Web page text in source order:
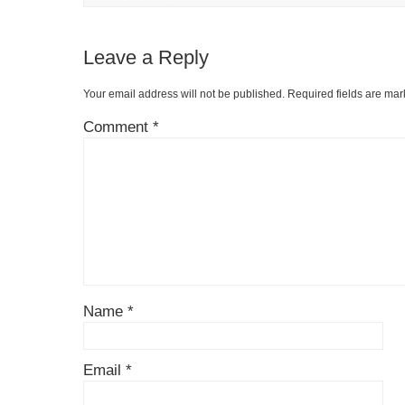
Leave a Reply
Your email address will not be published. Required fields are
Comment *
Name *
Email *